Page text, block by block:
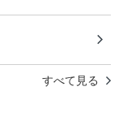
すべて見る